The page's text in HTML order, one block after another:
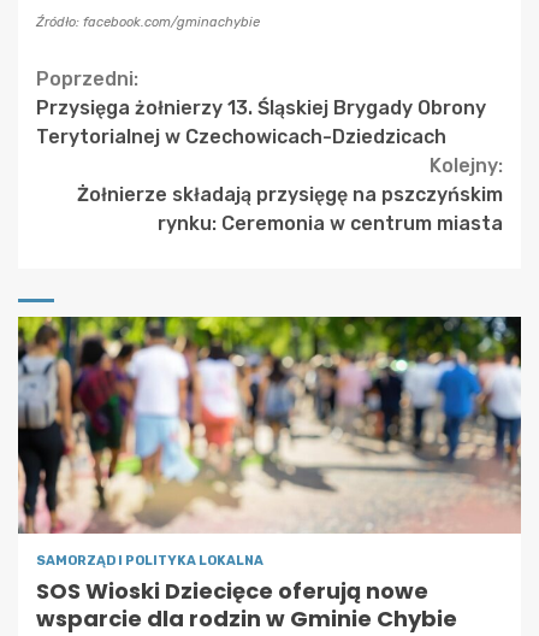
Źródło: facebook.com/gminachybie
Continue
Reading
Poprzedni:
Przysięga żołnierzy 13. Śląskiej Brygady Obrony
Terytorialnej w Czechowicach-Dziedzicach
Kolejny:
Żołnierze składają przysięgę na pszczyńskim
rynku: Ceremonia w centrum miasta
SAMORZĄD I POLITYKA LOKALNA
SOS Wioski Dziecięce oferują nowe
wsparcie dla rodzin w Gminie Chybie